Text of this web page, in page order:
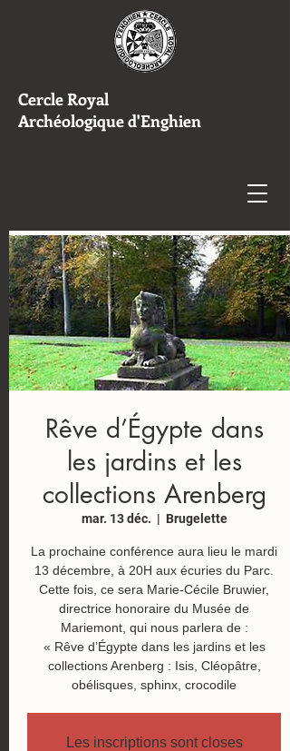
Cercle Royal
Archéologique d'Enghien
Rêve d’Égypte dans
les jardins et les
collections Arenberg
mar. 13 déc.
  |
Brugelette
La prochaine conférence aura lieu le mardi
13 décembre, à 20H aux écuries du Parc.
Cette fois, ce sera Marie-Cécile Bruwier,
directrice honoraire du Musée de
Mariemont, qui nous parlera de :
« Rêve d’Égypte dans les jardins et les
collections Arenberg : Isis, Cléopâtre,
obélisques, sphinx, crocodile
Les inscriptions sont closes